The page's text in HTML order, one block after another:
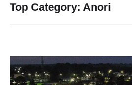
Top Category: Anori